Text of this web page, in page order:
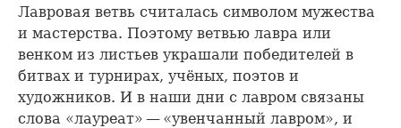
Лавровая ветвь считалась символом мужества
и мастерства. Поэтому ветвью лавра или
венком из листьев украшали победителей в
битвах и турнирах, учёных, поэтов и
художников. И в наши дни с лавром связаны
слова «лауреат» — «увенчанный лавром», и